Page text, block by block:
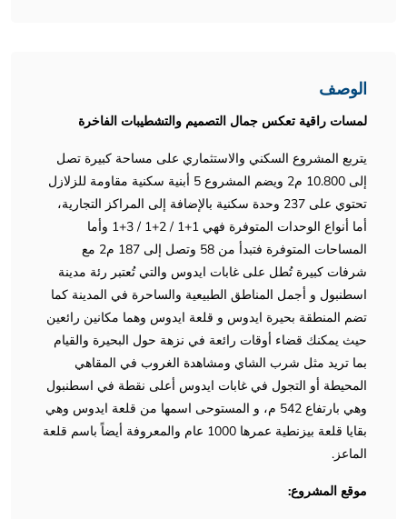
الوصف
لمسات راقية تعكس جمال التصميم والتشطيبات الفاخرة
يتربع المشروع السكني والاستثماري على مساحة كبيرة تصل
إلى 10.800 م2 ويضم المشروع 5 أبنية سكنية مقاومة للزلازل
تحتوي على 237 وحدة سكنية بالإضافة إلى المراكز التجارية،
أما أنواع الوحدات المتوفرة فهي 1+1 / 2+1 / 3+1 وأما
المساحات المتوفرة فتبدأ من 58 وتصل إلى 187 م2 مع
شرفات كبيرة تُطل على غابات ايدوس والتي تُعتبر رئة مدينة
اسطنبول و أجمل المناطق الطبيعية والساحرة في المدينة كما
تضم المنطقة بحيرة ايدوس و قلعة ايدوس ​​وهما مكانين رائعين
حيث يمكنك قضاء أوقات رائعة في نزهة حول البحيرة والقيام
بما تريد مثل شرب الشاي ومشاهدة الغروب في المقاهي
المحيطة أو التجول في غابات ايدوس أعلى نقطة في اسطنبول
وهي بارتفاع 542 م، و المستوحى اسمها من قلعة ايدوس وهي
بقايا قلعة بيزنطية عمرها 1000 عام والمعروفة أيضاً باسم قلعة
الماعز.
موقع المشروع: